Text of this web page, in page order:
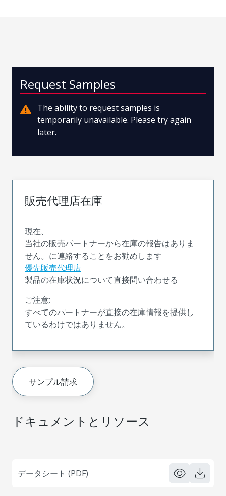
ドキュメントとリソース
データシート (PDF)
Request Samples
The ability to request samples is
temporarily unavailable. Please try again
later.
販売代理店在庫
現在、
当社の販売パートナーから在庫の報告はありま
せん。に連絡することをお勧めします
優先販売代理店
製品の在庫状況について直接問い合わせる
ご注意:
すべてのパートナーが直接の在庫情報を提供し
ているわけではありません。
サンプル請求